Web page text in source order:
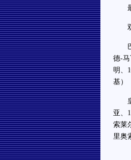
最
双
巴
德-
明、
基）
皇
亚、
索莱
里奥